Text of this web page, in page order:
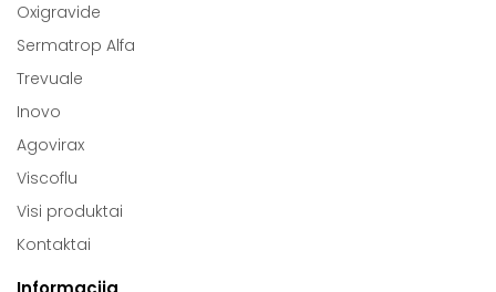
Oxigravide
Sermatrop Alfa
Trevuale
Inovo
Agovirax
Viscoflu
Visi produktai
Kontaktai